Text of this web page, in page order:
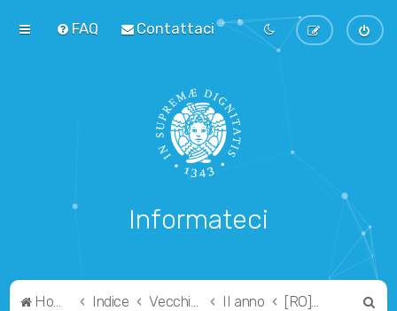
FAQ Contattaci
Informateci
Home Indice Vecchio Ordinamento II anno [RO] Ricerca Operativa